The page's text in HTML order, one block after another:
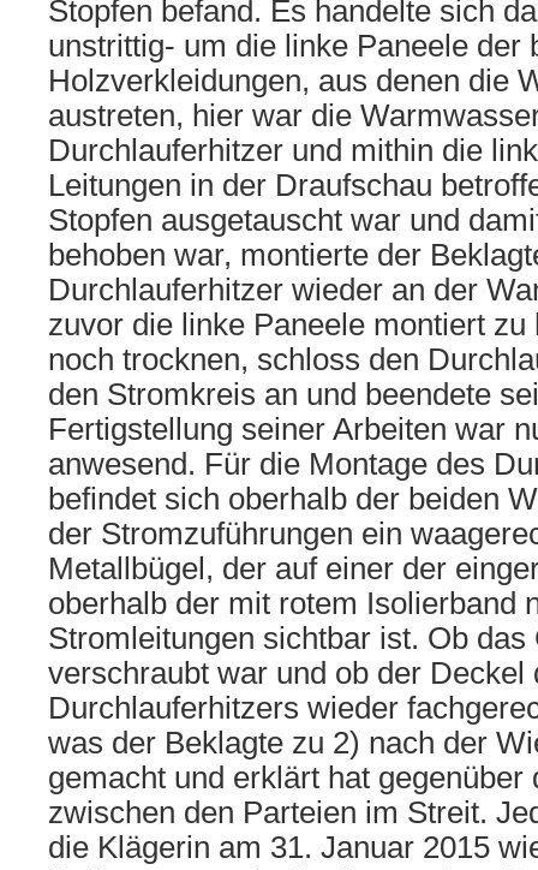
Stopfen befand. Es handelte sich
unstrittig- um die linke Paneele der
Holzverkleidungen, aus denen die
austreten, hier war die
Durchlauferhitzer und mithin die
Leitungen in der Draufschau
Stopfen ausgetauscht war und
behoben war, montierte der
Durchlauferhitzer wieder an der
zuvor die linke Paneele montiert
noch trocknen, schloss den
den Stromkreis an und beendete
Fertigstellung seiner Arbeiten war
anwesend. Für die Montage des
befindet sich oberhalb der beiden
der Stromzuführungen ein
Metallbügel, der auf einer der
oberhalb der mit rotem Isolierband
Stromleitungen sichtbar ist. Ob
verschraubt war und ob der Deckel
Durchlauferhitzers wieder
was der Beklagte zu 2) nach der
gemacht und erklärt hat gegenüber
zwischen den Parteien im Streit.
die Klägerin am 31. Januar 2015